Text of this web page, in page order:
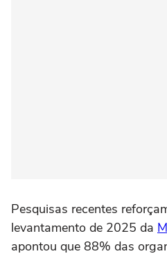
Pesquisas recentes
levantamento de 2025 da
apontou que 88% das